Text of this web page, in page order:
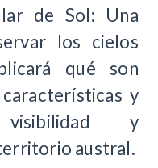
de Sol: Una
los cielos
qué son
y
y
austral.